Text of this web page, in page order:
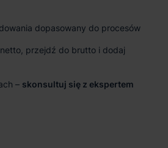
dopasowany do procesów
przejdź do brutto i dodaj
– skonsultuj się z ekspertem